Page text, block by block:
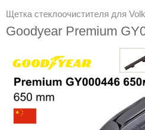
Щетка стеклоочистителя для
Goodyear Premium